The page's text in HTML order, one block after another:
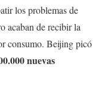
los problemas de
acaban de recibir la
consumo. Beijing picó
nuevas